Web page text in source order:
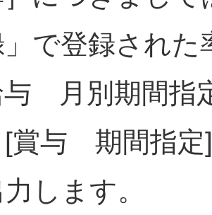
で登録され
月別期間指
[賞与 期間指定
します。